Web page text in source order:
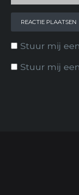
Stuur mij
Stuur mij